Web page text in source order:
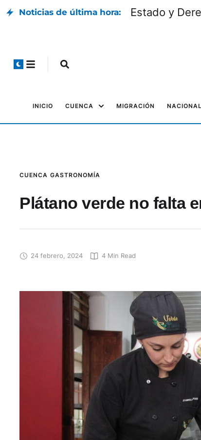
Noticias de última hora: Estado y
INICIO CUENCA MIGRACIÓN NACIONAL
CUENCA GASTRONOMÍA
Plátano verde no falta
24 febrero, 2024 4 Min Read